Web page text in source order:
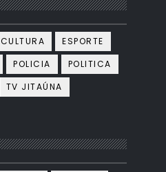
CULTURA
ESPORTE
POLICIA
POLITICA
TV JITAÚNA